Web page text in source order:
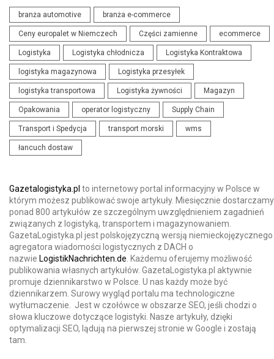
branża automotive branża e-commerce
Ceny europalet w Niemczech Części zamienne ecommerce
Logistyka Logistyka chłodnicza Logistyka Kontraktowa
logistyka magazynowa Logistyka przesyłek
logistyka transportowa Logistyka żywności Magazyn
Opakowania operator logistyczny Supply Chain
Transport i Spedycja transport morski wms
łancuch dostaw
Gazetalogistyka.pl to internetowy portal informacyjny w Polsce w
którym możesz publikować swoje artykuły. Miesięcznie dostarczamy
ponad 800 artykułów ze szczególnym uwzględnieniem zagadnień
związanych z logistyką, transportem i magazynowaniem.
GazetaLogistyka.pl jest polskojęzyczną wersją niemieckojęzycznego
agregatora wiadomości logistycznych z DACH o
nazwie LogistikNachrichten.de . Każdemu oferujemy możliwość
publikowania własnych artykułów. GazetaLogistyka.pl aktywnie
promuje dziennikarstwo w Polsce. U nas każdy może być
dziennikarzem. Surowy wygląd portalu ma technologiczne
wytłumaczenie. Jest w czołówce w obszarze SEO, jeśli chodzi o
słowa kluczowe dotyczące logistyki. Nasze artykuły, dzięki
optymalizacji SEO, lądują na pierwszej stronie w Google i zostają
tam.